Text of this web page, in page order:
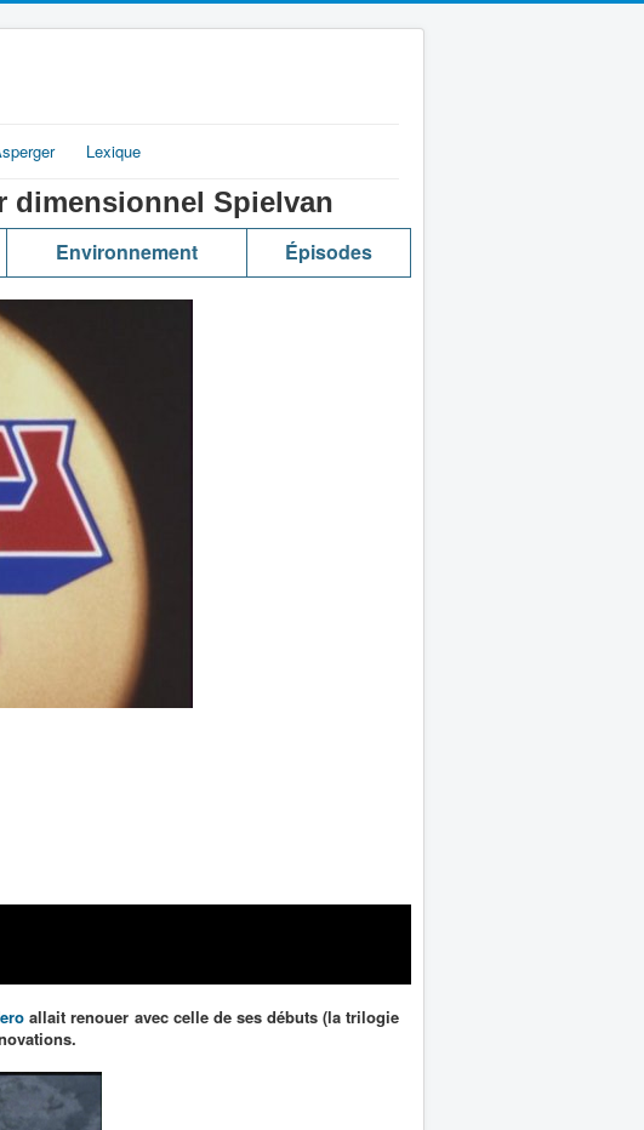
Lexique
dimensionnel Spielvan
Environnement Épisodes
allait renouer avec celle de ses débuts (la trilogie